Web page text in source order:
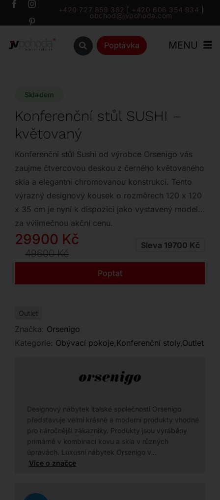
Přeskočit
+420 727 859 382 +420 606 354 934
obchod@jvpohoda.com
Poptávka MENU
Značky
Outlet
Kontakt
Skladem
Konferenční stůl SUSHI –
květovaný
Konferenční stůl Sushi od výrobce Orsenigo vás
zaujme čtvercovou deskou z černého květovaného
skla a elegantní chromovanou konstrukcí. Tento
výrazný designový kousek o rozměrech 120 x 120
x 35 cm je nyní k dispozici jako vystavený model
za výjimečnou akční cenu.
49600Kč
Původní
cena
49600 Kč.
29900 Kč
Aktuální
cena
29900 Kč.
Sleva 19700 Kč
Poptat
Outlet
Značka: Orsenigo
Kategorie: Obývací pokoje,Konferenční stoly,Outlet
Designový nábytek italské společnosti Orsenigo
představuje velmi krásné a moderní produkty vhodné
pro náročnější zákazníky. Produkty jsou vyráběny
primárně v kombinaci kovu a skla v různých
úpravách. Luxusní nábytek Orsenigo v…
Více o značce